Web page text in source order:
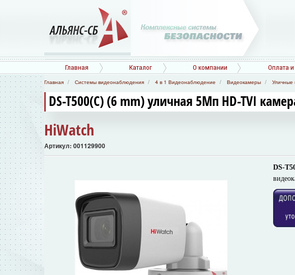
Главная Каталог О компании Оплата и
Главная Системы видеонаблюдения 4 в 1 Видеонаблюдение Видеокамеры Уличные
DS-T500(С) (6 mm) уличная 5Мп HD-TVI
HiWatch
Артикул: 001129900
DS-